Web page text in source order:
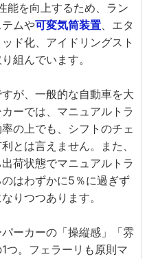
能を向上するため、ラン
テムや可変気筒装置、エタ
ド化、アイドリングスト
組んでいます。
が、一般的な自動車を大
ーでは、マニュアルトラ
の上でも、シフトのチェ
とは言えません。また、
荷状態でマニュアルトラ
はわずかに5％に過ぎず
りつつあります。
ーカーの「操縦感」「雰
つ。フェラーリも原則マ